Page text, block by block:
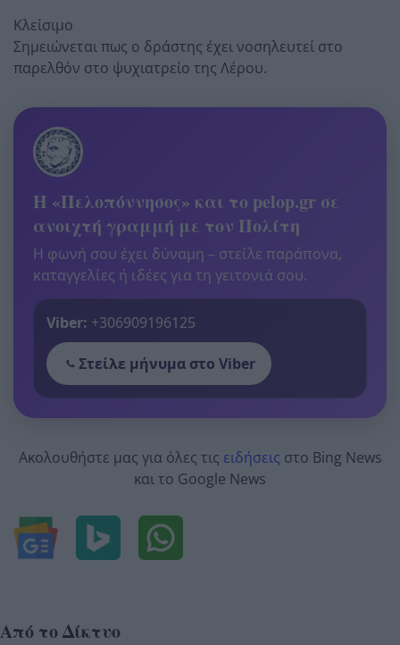
Κλείσιμο
Σημειώνεται πως ο δράστης έχει νοσηλευτεί στο
παρελθόν στο ψυχιατρείο της Λέρου.
Η «Πελοπόννησος» και το pelop.gr σε
ανοιχτή γραμμή με τον Πολίτη
Η φωνή σου έχει δύναμη – στείλε παράπονα,
καταγγελίες ή ιδέες για τη γειτονιά σου.
Viber: +306909196125
Στείλε μήνυμα στο Viber
Ακολουθήστε μας για όλες τις ειδήσεις στο Bing News
και το Google News
Από το Δίκτυο